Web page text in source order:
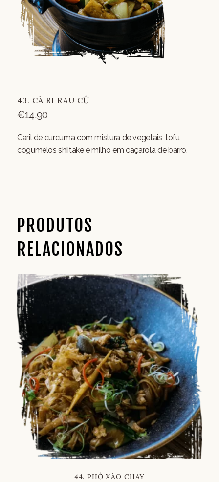
43. CÀ RI RAU CỦ
€14.90
Caril de curcuma com mistura de vegetais, tofu,
cogumelos shiitake e milho em caçarola de barro.
PRODUTOS
RELACIONADOS
44. PHỞ XÀO CHAY